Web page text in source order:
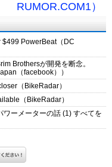
RUMOR.COM1）
$499 PowerBeat（DC
Brothersが開発を断念。
（facebook））
（BikeRadar）
（BikeRadar）
ーメーターの話 (1) すべてを